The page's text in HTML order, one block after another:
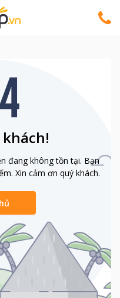
đang không tồn tại. Bạn
Xin cảm ơn quý khách.